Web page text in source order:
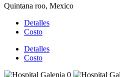
Quintana roo, Mexico
Detalles
Costo
Detalles
Costo